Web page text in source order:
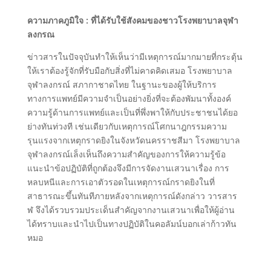
ความภาคภูมิใจ : ที่ได้รับใช้สังคมของชาวโรงพยาบาลจุฬา
ลงกรณ
ข่าวสารในปัจจุบันทำให้เห็นว่ามีเหตุการณ์มากมายที่กระตุ้น
ให้เราต้องรู้จักที่รับมือกับสิ่งที่ไม่คาดคิดเสมอ โรงพยาบาล
จุฬาลงกรณ์ สภากาชาดไทย ในฐานะของผู้ให้บริการ
ทางการแพทย์มีความจำเป็นอย่างยิ่งที่จะต้องพัมนาทั้งองค์
ความรู้ด้านการแพทย์และเป็นที่พึ่งพาให้กับประชาชนได้ยอ
ย่างทันท่วงที เช่นเดียวกับเหตุการณ์โศกนาฎกรรมความ
รุนแรงจากเหตุกราดยิงในจังหวัดนครราชสีมา โรงพยาบาล
จุฬาลงกรณ์เล็งเห็นถึงความสำคัญของการให้ความรู้ข้อ
แนะนำข้อปฏิบัติที่ถูกต้องจึงมีการจัดงานเสวนาเรื่อง การ
หลบหนีและการเอาตัวรอดในเหตุการณ์กราดยิงในที่
สาธารณะขึ้นทันทีภายหลังจากเหตุการณ์ดังกล่าว วารสาร
ฬ จึงได้รวบรวมประเด็นสำคัญจากงานเสวนาเพื่อให้ผู้อ่าน
ได้ทราบและนำไปเป็นทางปฏิบัติในคอลัมน์บอกเล่าก้าวทัน
หมอ